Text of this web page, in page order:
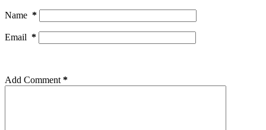
Name *
Email *
Add Comment *